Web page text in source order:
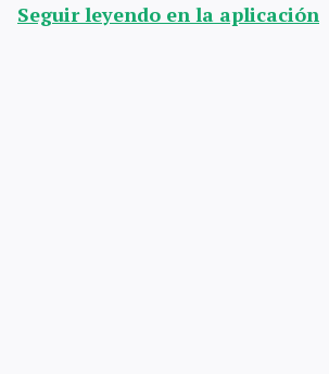
Seguir leyendo en la aplicación